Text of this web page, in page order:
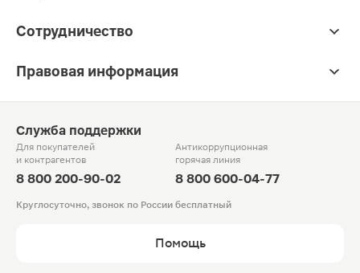
Сотрудничество
Правовая информация
Служба поддержки
Для покупателей
и контрагентов
8 800 200-90-02
Антикоррупционная
горячая линия
8 800 600-04-77
Круглосуточно, звонок по России бесплатный
Помощь